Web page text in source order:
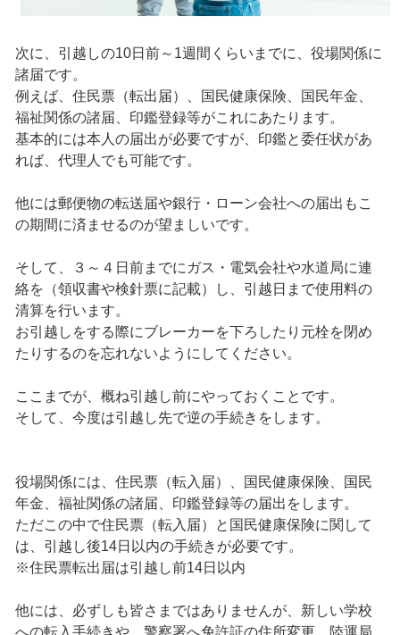
次に、引越しの10日前～1週間くらいまでに、役場関係に
諸届です。
例えば、住民票（転出届）、国民健康保険、国民年金、
福祉関係の諸届、印鑑登録等がこれにあたります。
基本的には本人の届出が必要ですが、印鑑と委任状があ
れば、代理人でも可能です。
他には郵便物の転送届や銀行・ローン会社への届出もこ
の期間に済ませるのが望ましいです。
そして、３～４日前までにガス・電気会社や水道局に連
絡を（領収書や検針票に記載）し、引越日まで使用料の
清算を行います。
お引越しをする際にブレーカーを下ろしたり元栓を閉め
たりするのを忘れないようにしてください。
ここまでが、概ね引越し前にやっておくことです。
そして、今度は引越し先で逆の手続きをします。
役場関係には、住民票（転入届）、国民健康保険、国民
年金、福祉関係の諸届、印鑑登録等の届出をします。
ただこの中で住民票（転入届）と国民健康保険に関して
は、引越し後14日以内の手続きが必要です。
※住民票転出届は引越し前14日以内
他には、必ずしも皆さまではありませんが、新しい学校
への転入手続きや、警察署へ免許証の住所変更、陸運局